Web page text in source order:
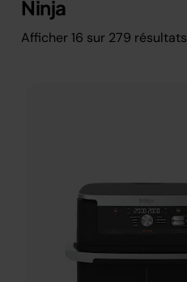
Ninja
Afficher 16 sur 279 résultats